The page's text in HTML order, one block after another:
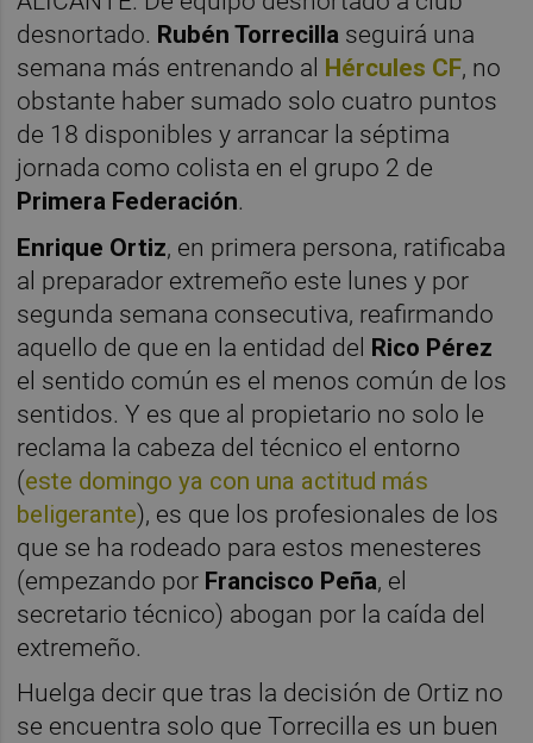
desnortado. Rubén Torrecilla seguirá una
semana más entrenando al Hércules CF, no
obstante haber sumado solo cuatro puntos
de 18 disponibles y arrancar la séptima
jornada como colista en el grupo 2 de
Primera Federación.
Enrique Ortiz, en primera persona, ratificaba
al preparador extremeño este lunes y por
segunda semana consecutiva, reafirmando
aquello de que en la entidad del Rico Pérez
el sentido común es el menos común de los
sentidos. Y es que al propietario no solo le
reclama la cabeza del técnico el entorno
(este domingo ya con una actitud más
beligerante), es que los profesionales de los
que se ha rodeado para estos menesteres
(empezando por Francisco Peña, el
secretario técnico) abogan por la caída del
extremeño.
Huelga decir que tras la decisión de Ortiz no
se encuentra solo que Torrecilla es un buen